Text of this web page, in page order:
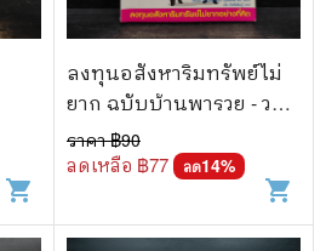
shopping_cart
ลงทุนอสังหาริมทรัพย์ไม่
ยาก ฉบับบ้านพารวย - วร
วุฒิ กาญจนการุณ
ราคา ฿90
ลดเหลือ ฿77 ลด14%
shopping_cart